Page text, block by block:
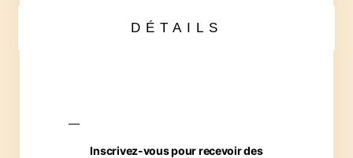
DÉTAILS
Inscrivez-vous pour recevoir des